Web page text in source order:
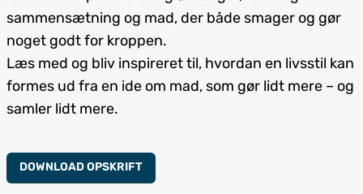
sammensætning og mad, der både smager og gør
noget godt for kroppen.
Læs med og bliv inspireret til, hvordan en livsstil kan
formes ud fra en ide om mad, som gør lidt mere – og
samler lidt mere.
DOWNLOAD OPSKRIFT